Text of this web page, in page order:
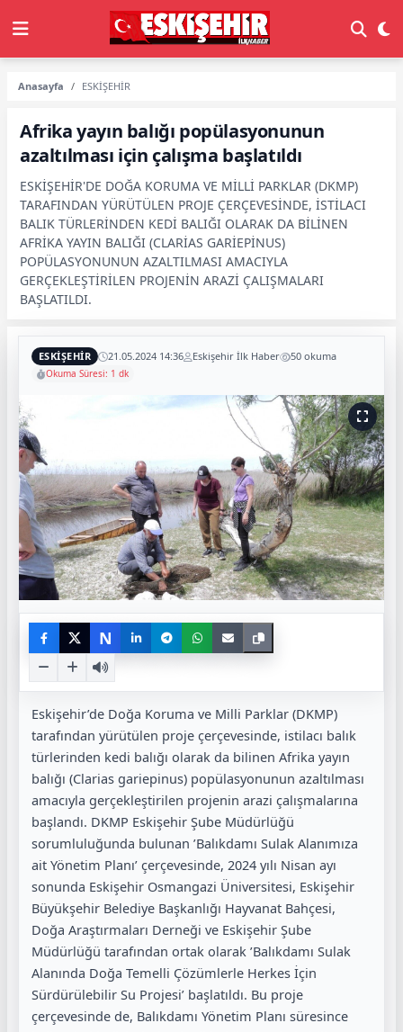
Anasayfa ESKİŞEHİR
Afrika yayın balığı popülasyonunun
azaltılması için çalışma başlatıldı
ESKİŞEHİR'DE DOĞA KORUMA VE MİLLİ PARKLAR (DKMP)
TARAFINDAN YÜRÜTÜLEN PROJE ÇERÇEVESİNDE, İSTİLACI
BALIK TÜRLERİNDEN KEDİ BALIĞI OLARAK DA BİLİNEN
AFRİKA YAYIN BALIĞI (CLARİAS GARİEPİNUS)
POPÜLASYONUNUN AZALTILMASI AMACIYLA
GERÇEKLEŞTİRİLEN PROJENİN ARAZİ ÇALIŞMALARI
BAŞLATILDI.
ESKİŞEHİR 21.05.2024 14:36 Eskişehir İlk Haber 50 okuma
Okuma Süresi: 1 dk
N
Eskişehir’de Doğa Koruma ve Milli Parklar (DKMP)
tarafından yürütülen proje çerçevesinde, istilacı balık
türlerinden kedi balığı olarak da bilinen Afrika yayın
balığı (Clarias gariepinus) popülasyonunun azaltılması
amacıyla gerçekleştirilen projenin arazi çalışmalarına
başlandı. DKMP Eskişehir Şube Müdürlüğü
sorumluluğunda bulunan ’Balıkdamı Sulak Alanımıza
ait Yönetim Planı’ çerçevesinde, 2024 yılı Nisan ayı
sonunda Eskişehir Osmangazi Üniversitesi, Eskişehir
Büyükşehir Belediye Başkanlığı Hayvanat Bahçesi,
Doğa Araştırmaları Derneği ve Eskişehir Şube
Müdürlüğü tarafından ortak olarak ’Balıkdamı Sulak
Alanında Doğa Temelli Çözümlerle Herkes İçin
Sürdürülebilir Su Projesi’ başlatıldı. Bu proje
çerçevesinde de, Balıkdamı Yönetim Planı süresince